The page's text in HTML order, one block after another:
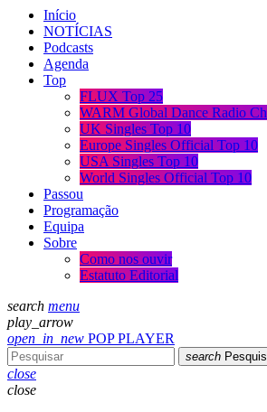
Início
NOTÍCIAS
Podcasts
Agenda
Top
FLUX Top 25
WARM Global Dance Radio
UK Singles Top 10
Europe Singles Official Top 10
USA Singles Top 10
World Singles Official Top 10
Passou
Programação
Equipa
Sobre
Como nos ouvir
Estatuto Editorial
search menu
play_arrow
open_in_new POP PLAYER
search
close
close